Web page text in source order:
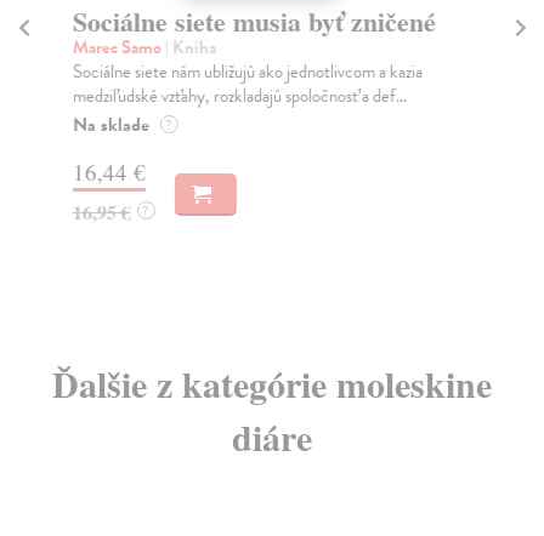
Sociálne siete musia byť zničené
Marec Samo| Kniha
Sociálne siete nám ubližujú ako jednotlivcom a kazia
medziľudské vzťahy, rozkladajú spoločnosť a def...
Na sklade ?
16,44 €
16,95 € ?
Ďalšie z kategórie moleskine
diáre